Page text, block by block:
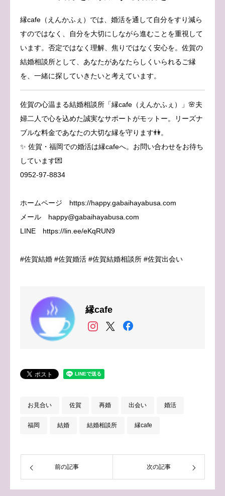
縁cafe（えんかふぇ）では、婚活を通して自分をすり減ら
すのではなく、自分を大切にしながら進むことを重視して
います。否定ではなく理解、焦りではなく安心を。佐賀の
結婚相談所として、あなたがあなたらしくいられるご縁
を、一緒に探していきたいと考えています。
佐賀の心温まる結婚相談所「縁cafe（えんかふぇ）」🌸夫
婦二人で心を込めた誠実なサポートがモットー。リーズナ
ブルな料金であなたの大切な縁を守ります👫。
✨ 佐賀・福岡での婚活は縁cafeへ。お問い合わせをお待ち
しています💌
0952-97-8834
ホームページ https://happy.gabaihayabusa.com
メール happy@gabaihayabusa.com
LINE https://lin.ee/eKqRUN9
#佐賀結婚 #佐賀婚活 #佐賀結婚相談所 #佐賀出会い
縁cafe
お見合い 佐賀 再婚 出会い 婚活
福岡 結婚 結婚相談所 縁cafe
前の記事 次の記事